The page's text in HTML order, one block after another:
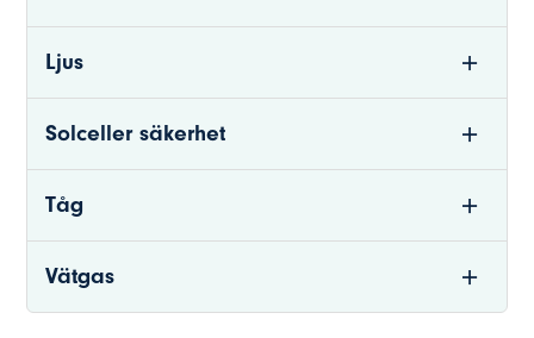
Ljus
Solceller säkerhet
Tåg
Vätgas